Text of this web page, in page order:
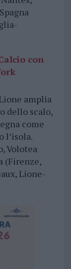
con
amplia
dello scalo,
come
l’isola.
Volotea
(Firenze,
Lione-